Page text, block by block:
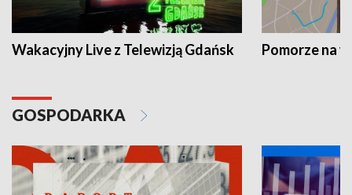
Wakacyjny Live z Telewizją Gdańsk Pomorze na
GOSPODARKA